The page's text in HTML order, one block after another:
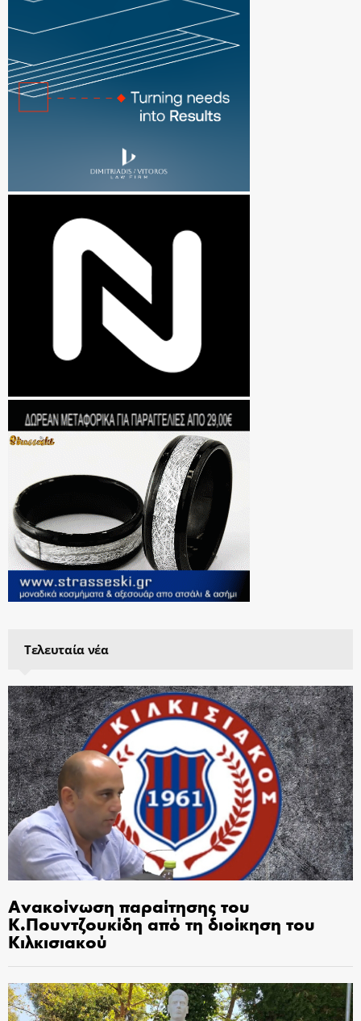
Τελευταία νέα
Ανακοίνωση παραίτησης του
Κ.Πουντζουκίδη από τη διοίκηση του
Κιλκισιακού